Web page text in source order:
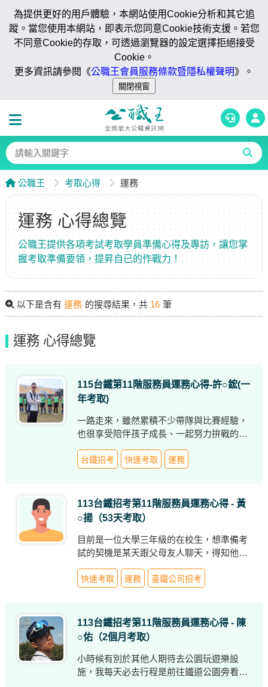
為提供更好的用戶體驗，本網站使用Cookie分析和其它追
蹤。當您使用本網站，即表示您同意Cookie技術支援。若您
不同意Cookie的存取，可透過瀏覽器的設定選擇拒絕接受
Cookie。
更多資訊請參閱《公職王會員服務條款暨隱私權聲明》。
公職王 考取心得 運務
運務 心得總覽
公職王提供各項考試考取學員準備心得及專訪，讓您掌
握考取準備要領，提昇自已的作戰力！
以下是含有 運務 的搜尋結果，共 16 筆
運務 心得總覽
115台鐵第11階服務員運務心得-許○鋐(一
年考取)
一路走來，雖然累積不少帶隊與比賽經驗，
也很享受陪伴孩子成長、一起努力拚戰的成
式職缺，每年都必須面對續聘與否的不確定
考未來到底該往哪個方向前進。
台鐵招考 快速考取 運務
113台鐵招考第11階服務員運務心得 - 黃
○揚（53天考取）
目前是一位大學三年級的在校生，想準備考
試的契機是某天跟父母友人聊天，得知他是
的工作性質。所以在台鐵公司招考消息出來
快速考取 運務 臺鐵公司招考
113台鐵招考第11階服務員運務心得 - 陳
○佑（2個月考取）
小時候有別於其他人期待去公園玩遊樂設
施，我每天必去行程是前往鐵道公園旁看火